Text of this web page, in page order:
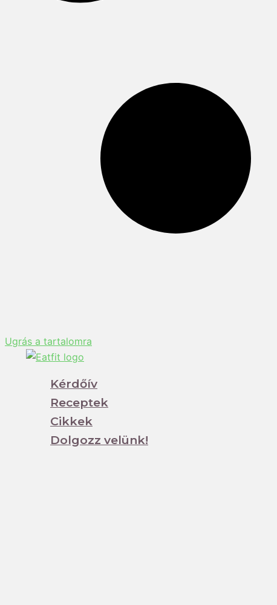
Ugrás a tartalomra
Kérdőív
Receptek
Cikkek
Dolgozz velünk!